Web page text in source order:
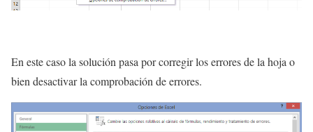
En este caso la solución pasa por corregir los errores de la hoja o
bien desactivar la comprobación de errores.